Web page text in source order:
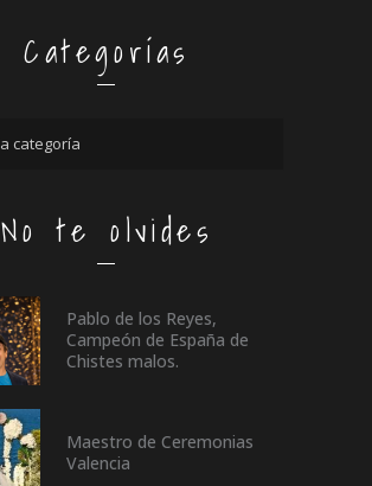
Categorías
No te olvides
Pablo de los Reyes,
Campeón de España de
Chistes malos.
Maestro de Ceremonias
Valencia